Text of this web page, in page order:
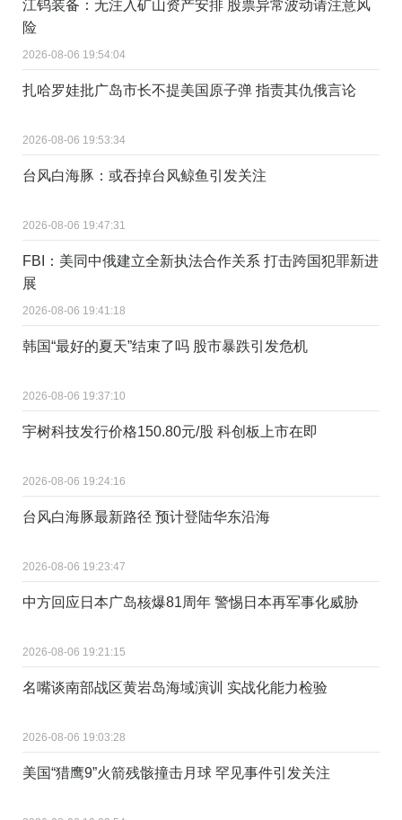
江钨装备：无注入矿山资产安排 股票异常波动请注意风
险
2026-08-06 19:54:04
扎哈罗娃批广岛市长不提美国原子弹 指责其仇俄言论
2026-08-06 19:53:34
台风白海豚：或吞掉台风鲸鱼引发关注
2026-08-06 19:47:31
FBI：美同中俄建立全新执法合作关系 打击跨国犯罪新进
展
2026-08-06 19:41:18
韩国“最好的夏天”结束了吗 股市暴跌引发危机
2026-08-06 19:37:10
宇树科技发行价格150.80元/股 科创板上市在即
2026-08-06 19:24:16
台风白海豚最新路径 预计登陆华东沿海
2026-08-06 19:23:47
中方回应日本广岛核爆81周年 警惕日本再军事化威胁
2026-08-06 19:21:15
名嘴谈南部战区黄岩岛海域演训 实战化能力检验
2026-08-06 19:03:28
美国“猎鹰9”火箭残骸撞击月球 罕见事件引发关注